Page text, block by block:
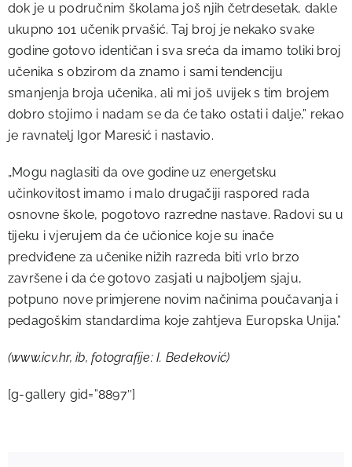
dok je u područnim školama još njih četrdesetak, dakle
ukupno 101 učenik prvašić. Taj broj je nekako svake
godine gotovo identičan i sva sreća da imamo toliki broj
učenika s obzirom da znamo i sami tendenciju
smanjenja broja učenika, ali mi još uvijek s tim brojem
dobro stojimo i nadam se da će tako ostati i dalje,” rekao
je ravnatelj Igor Maresić i nastavio.
„Mogu naglasiti da ove godine uz energetsku
učinkovitost imamo i malo drugačiji raspored rada
osnovne škole, pogotovo razredne nastave. Radovi su u
tijeku i vjerujem da će učionice koje su inače
predviđene za učenike nižih razreda biti vrlo brzo
završene i da će gotovo zasjati u najboljem sjaju,
potpuno nove primjerene novim načinima poučavanja i
pedagoškim standardima koje zahtjeva Europska Unija.”
(www.icv.hr, ib, fotografije: I. Bedeković)
[g-gallery gid=”8897″]